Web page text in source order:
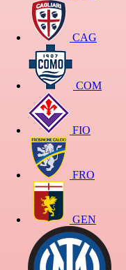
CAG
COM
FIO
FRO
GEN